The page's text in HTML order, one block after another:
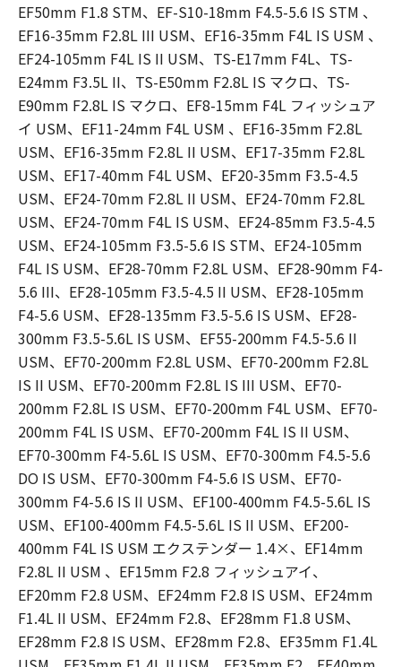
EF50mm F1.8 STM、EF-S10-18mm F4.5-5.6 IS STM 、
EF16-35mm F2.8L III USM、EF16-35mm F4L IS USM 、
EF24-105mm F4L IS II USM、TS-E17mm F4L、TS-
E24mm F3.5L II、TS-E50mm F2.8L IS マクロ、TS-
E90mm F2.8L IS マクロ、EF8-15mm F4L フィッシュア
イ USM、EF11-24mm F4L USM 、EF16-35mm F2.8L
USM、EF16-35mm F2.8L II USM、EF17-35mm F2.8L
USM、EF17-40mm F4L USM、EF20-35mm F3.5-4.5
USM、EF24-70mm F2.8L II USM、EF24-70mm F2.8L
USM、EF24-70mm F4L IS USM、EF24-85mm F3.5-4.5
USM、EF24-105mm F3.5-5.6 IS STM、EF24-105mm
F4L IS USM、EF28-70mm F2.8L USM、EF28-90mm F4-
5.6 III、EF28-105mm F3.5-4.5 II USM、EF28-105mm
F4-5.6 USM、EF28-135mm F3.5-5.6 IS USM、EF28-
300mm F3.5-5.6L IS USM、EF55-200mm F4.5-5.6 II
USM、EF70-200mm F2.8L USM、EF70-200mm F2.8L
IS II USM、EF70-200mm F2.8L IS III USM、EF70-
200mm F2.8L IS USM、EF70-200mm F4L USM、EF70-
200mm F4L IS USM、EF70-200mm F4L IS II USM、
EF70-300mm F4-5.6L IS USM、EF70-300mm F4.5-5.6
DO IS USM、EF70-300mm F4-5.6 IS USM、EF70-
300mm F4-5.6 IS II USM、EF100-400mm F4.5-5.6L IS
USM、EF100-400mm F4.5-5.6L IS II USM、EF200-
400mm F4L IS USM エクステンダー 1.4×、EF14mm
F2.8L II USM 、EF15mm F2.8 フィッシュアイ、
EF20mm F2.8 USM、EF24mm F2.8 IS USM、EF24mm
F1.4L II USM、EF24mm F2.8、EF28mm F1.8 USM、
EF28mm F2.8 IS USM、EF28mm F2.8、EF35mm F1.4L